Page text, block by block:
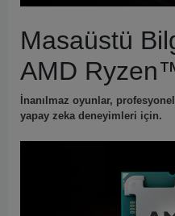
Masaüstü
AMD
İnanılmaz oyunlar,
yapay zeka deneyimleri için.